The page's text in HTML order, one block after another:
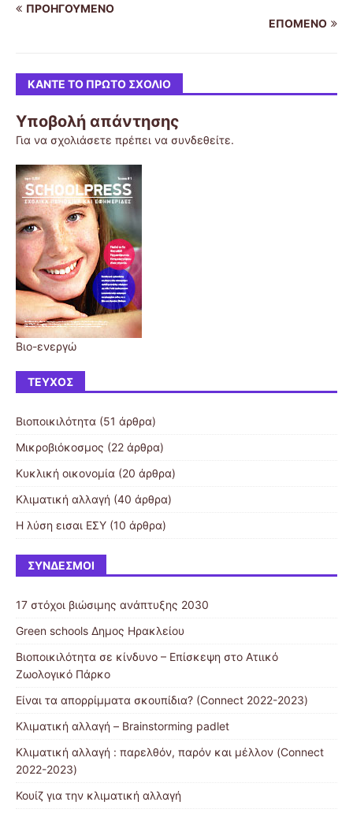
ΠΡΟΗΓΟΎΜΕΝΟ
ΕΠΌΜΕΝΟ
ΚΆΝΤΕ ΤΟ ΠΡΏΤΟ ΣΧΌΛΙΟ
Υποβολή απάντησης
Για να σχολιάσετε πρέπει να συνδεθείτε.
Βιο-ενεργώ
ΤΕΎΧΟΣ
Βιοποικιλότητα (51 άρθρα)
Μικροβιόκοσμος (22 άρθρα)
Κυκλική οικονομία (20 άρθρα)
Κλιματική αλλαγή (40 άρθρα)
Η λύση εισαι ΕΣΥ (10 άρθρα)
ΣΎΝΔΕΣΜΟΙ
17 στόχοι βιώσιμης ανάπτυξης 2030
Green schools Δημος Ηρακλείου
Βιοποικιλότητα σε κίνδυνο – Επίσκεψη στο Ατιικό
Ζωολογικό Πάρκο
Είναι τα απορρίμματα σκουπίδια? (Connect 2022-2023)
Κλιματική αλλαγή – Brainstorming padlet
Κλιματική αλλαγή : παρελθόν, παρόν και μέλλον (Connect
2022-2023)
Κουίζ για την κλιματική αλλαγή